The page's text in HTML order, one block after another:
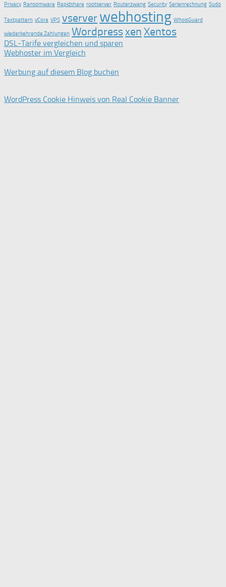
Privacy Ransomware Rapidshare rootserver Routerzwang Security Serienrechnung Sudo
Textpattern vCore VPS vserverwebhosting WhoisGuard
wiederkehrende Zahlungen WordpressxenXentos
DSL-Tarife vergleichen und sparen
Webhoster im Vergleich
Werbung auf diesem Blog buchen
WordPress Cookie Hinweis von Real Cookie Banner